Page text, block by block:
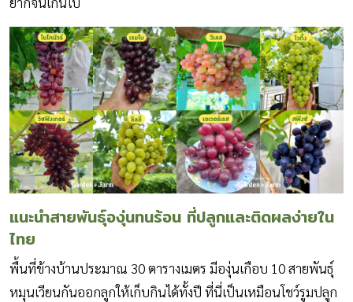
แนะนำสายพันธุ์องุ่นทนร้อน ที่ปลูกและติดผลง่ายใน
ไทย
พื้นที่ข้างบ้านประมาณ 30 ตารางเมตร มีองุ่นเกือบ 10 สายพันธุ์
หมุนเวียนกันออกลูกให้เก็บกินได้ทั้งปี ที่นี่เป็นเหมือนโชว์รูมปลูก